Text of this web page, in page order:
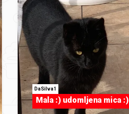
DaSilva1
Mala :) udomljena mica :)